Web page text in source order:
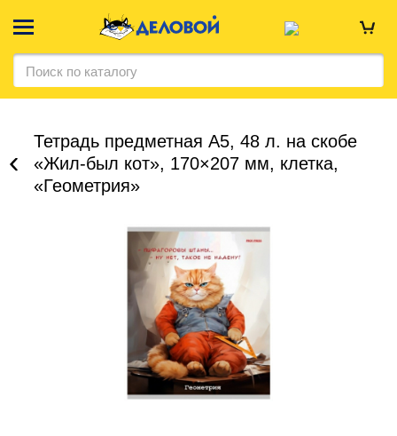
Тетрадь предметная А5, 48 л. на скобе
«Жил-был кот», 170×207 мм, клетка,
«Геометрия»